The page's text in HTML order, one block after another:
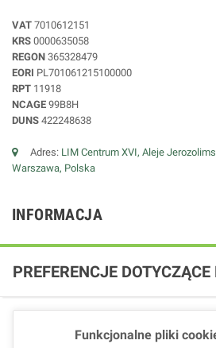
VAT 7010612151
KRS 0000635058
REGON 365328479
EORI PL701061215100000
RPT 11918
NCAGE 99B8H
DUNS 422248638
Adres: LIM Centrum XVI, Aleje
Warszawa, Polska
INFORMACJA
PREFERENCJE
Funkcjonalne pliki